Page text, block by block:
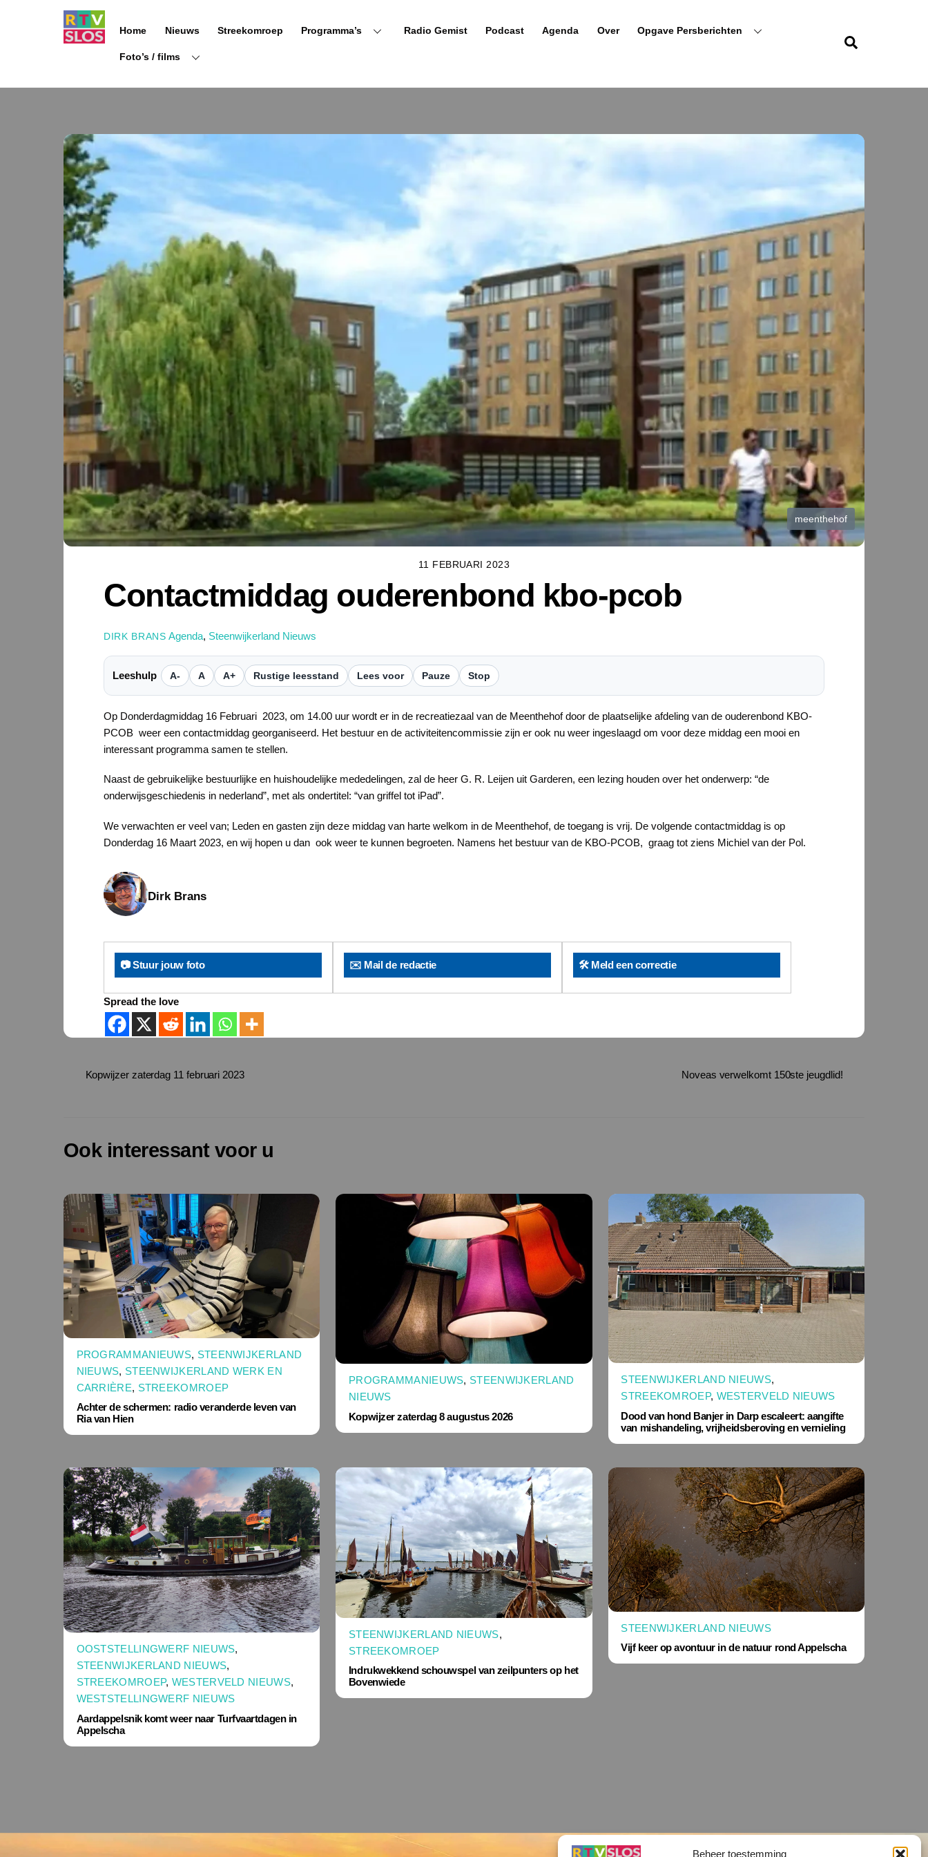
Beheer toestemming
Home Nieuws Streekomroep Programma’s Radio Gemist Podcast Agenda Over Opgave Persberichten
Foto’s / films
meenthehof
11 FEBRUARI 2023
Contactmiddag ouderenbond kbo-pcob
DIRK BRANS Agenda, Steenwijkerland Nieuws
Leeshulp A- A A+ Rustige leesstand Lees voor Pauze Stop
Op Donderdagmiddag 16 Februari 2023, om 14.00 uur wordt er in de recreatiezaal van de Meenthehof door de plaatselijke afdeling van de ouderenbond KBO-
PCOB weer een contactmiddag georganiseerd. Het bestuur en de activiteitencommissie zijn er ook nu weer ingeslaagd om voor deze middag een mooi en
interessant programma samen te stellen.
Naast de gebruikelijke bestuurlijke en huishoudelijke mededelingen, zal de heer G. R. Leijen uit Garderen, een lezing houden over het onderwerp: “de
onderwijsgeschiedenis in nederland”, met als ondertitel: “van griffel tot iPad”.
We verwachten er veel van; Leden en gasten zijn deze middag van harte welkom in de Meenthehof, de toegang is vrij. De volgende contactmiddag is op
Donderdag 16 Maart 2023, en wij hopen u dan ook weer te kunnen begroeten. Namens het bestuur van de KBO-PCOB, graag tot ziens Michiel van der Pol.
Dirk Brans
📷 Stuur jouw foto ✉️ Mail de redactie 🛠️ Meld een correctie
Spread the love
Kopwijzer zaterdag 11 februari 2023 Noveas verwelkomt 150ste jeugdlid!
Ook interessant voor u
PROGRAMMANIEUWS, STEENWIJKERLAND
NIEUWS, STEENWIJKERLAND WERK EN
CARRIÈRE, STREEKOMROEP
Achter de schermen: radio veranderde leven van
Ria van Hien
PROGRAMMANIEUWS, STEENWIJKERLAND
NIEUWS
Kopwijzer zaterdag 8 augustus 2026
STEENWIJKERLAND NIEUWS,
STREEKOMROEP, WESTERVELD NIEUWS
Dood van hond Banjer in Darp escaleert: aangifte
van mishandeling, vrijheidsberoving en vernieling
OOSTSTELLINGWERF NIEUWS,
STEENWIJKERLAND NIEUWS,
STREEKOMROEP, WESTERVELD NIEUWS,
WESTSTELLINGWERF NIEUWS
Aardappelsnik komt weer naar Turfvaartdagen in
Appelscha
STEENWIJKERLAND NIEUWS,
STREEKOMROEP
Indrukwekkend schouwspel van zeilpunters op het
Bovenwiede
STEENWIJKERLAND NIEUWS
Vijf keer op avontuur in de natuur rond Appelscha